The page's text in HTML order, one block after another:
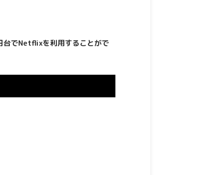
台でNetflixを利用することがで